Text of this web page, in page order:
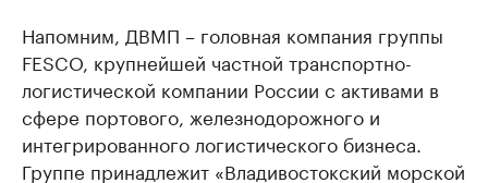
Напомним, ДВМП – головная компания группы
FESCO, крупнейшей частной транспортно-
логистической компании России с активами в
сфере портового, железнодорожного и
интегрированного логистического бизнеса.
Группе принадлежит «Владивостокский морской